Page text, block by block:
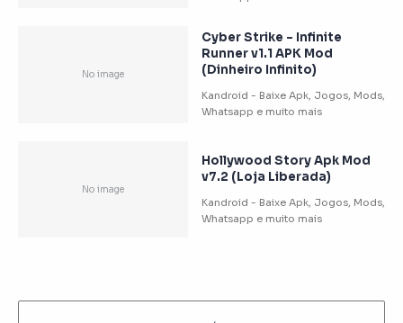
Cyber Strike – Infinite
Runner v1.1 APK Mod
(Dinheiro Infinito)
Hollywood Story Apk Mod
v7.2 (Loja Liberada)